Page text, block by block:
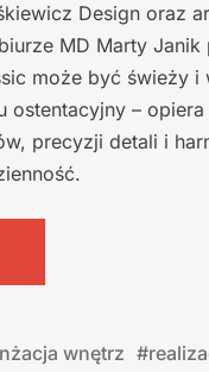
Design oraz
MD Marty Janik
może być świeży i
ostentacyjny –
precyzji detali i
wnętrz #